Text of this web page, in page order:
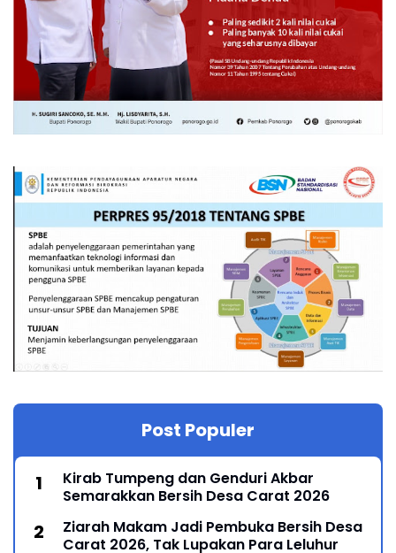
Post Populer
Kirab Tumpeng dan Genduri Akbar
Semarakkan Bersih Desa Carat 2026
Ziarah Makam Jadi Pembuka Bersih Desa
Carat 2026, Tak Lupakan Para Leluhur